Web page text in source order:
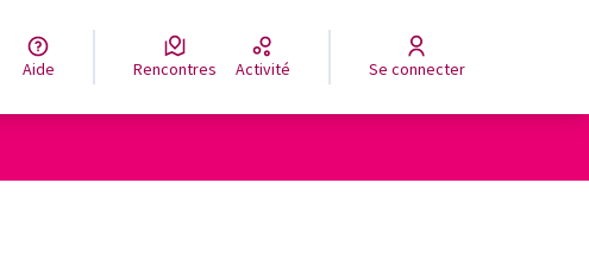
Aide Rencontres Activité Se connecter